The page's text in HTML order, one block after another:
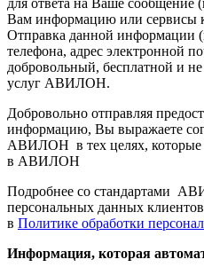
для ответа на Ваше сообщение
Вам информацию или сервисы
Отправка данной информации
телефона, адрес электронной
добровольный, бесплатной и
услуг АВИЛОН.
Добровольно отправляя
информацию, Вы выражаете
АВИЛОН в тех целях, которые
в АВИЛОН
Подробнее со стандартами
персональных данных
в Политике обработки
Информация, которая